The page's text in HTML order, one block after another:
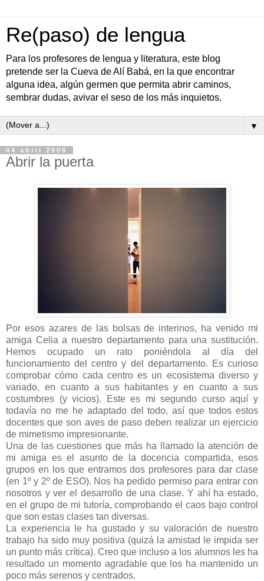
Re(paso) de lengua
Para los profesores de lengua y literatura, este blog
pretende ser la Cueva de Alí Babá, en la que encontrar
alguna idea, algún germen que permita abrir caminos,
sembrar dudas, avivar el seso de los más inquietos.
▼
04 abril 2008
Abrir la puerta
Por esos azares de las bolsas de interinos, ha venido mi
amiga Celia a nuestro departamento para una sustitución.
Hemos ocupado un rato poniéndola al día del
funcionamiento del centro y del departamento. Es curioso
comprobar cómo cada centro es un ecosistema diverso y
variado, en cuanto a sus habitantes y en cuanto a sus
costumbres (y vicios). Este es mi segundo curso aquí y
todavía no me he adaptado del todo, así que todos estos
docentes que son aves de paso deben realizar un ejercicio
de mimetismo impresionante.
Una de las cuestiones que más ha llamado la atención de
mi amiga es el asunto de la docencia compartida, esos
grupos en los que entramos dos profesores para dar clase
(en 1º y 2º de ESO). Nos ha pedido permiso para entrar con
nosotros y ver el desarrollo de una clase. Y ahí ha estado,
en el grupo de mi tutoría, comprobando el caos bajo control
que son estas clases tan diversas.
La experiencia le ha gustado y su valoración de nuestro
trabajo ha sido muy positiva (quizá la amistad le impida ser
un punto más crítica). Creo que incluso a los alumnos les ha
resultado un momento agradable que los ha mantenido un
poco más serenos y centrados.